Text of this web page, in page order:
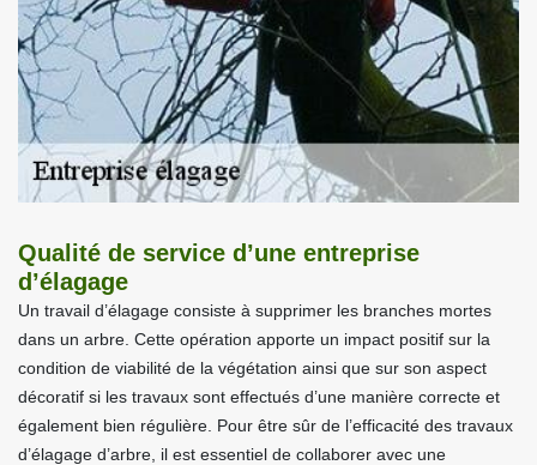
Qualité de service d’une entreprise
d’élagage
Un travail d’élagage consiste à supprimer les branches mortes
dans un arbre. Cette opération apporte un impact positif sur la
condition de viabilité de la végétation ainsi que sur son aspect
décoratif si les travaux sont effectués d’une manière correcte et
également bien régulière. Pour être sûr de l’efficacité des travaux
d’élagage d’arbre, il est essentiel de collaborer avec une